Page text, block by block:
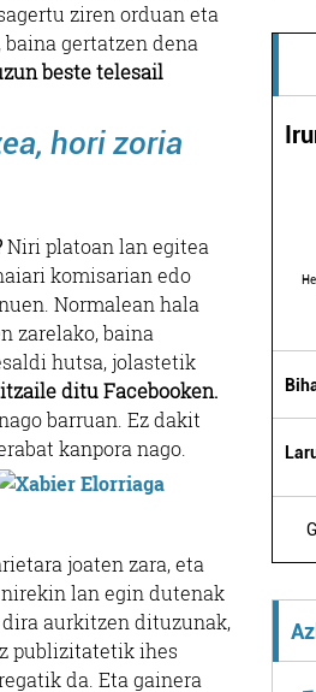
ziren orduan eta
gertatzen dena
hori zoria
beste telesail
Niri platoan lan egitea
komisarian edo
Normalean hala
zarelako, baina
hutsa, jolastetik
ditu Facebooken.
barruan. Ez dakit
kanpora nago.
joaten zara, eta
lan egin dutenak
aurkitzen dituzunak,
publizitatetik ihes
da. Eta gainera